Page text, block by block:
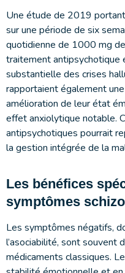
Une étude de 2019
sur une période de six
quotidienne de 1000 mg
traitement antipsychotique
substantielle des crises
rapportaient également
amélioration de leur état
effet anxiolytique notable.
antipsychotiques pourrait
la gestion intégrée de la
Les bénéfices
symptômes
Les symptômes négatifs,
l’asociabilité, sont souvent
médicaments classiques.